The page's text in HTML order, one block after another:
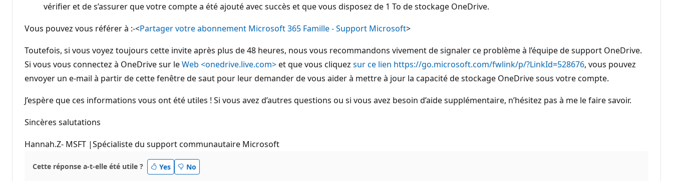
vérifier et de s’assurer que votre compte a été ajouté avec succès et que vous disposez de 1 To de stockage OneDrive.
Vous pouvez vous référer à :-<Partager votre abonnement Microsoft 365 Famille - Support Microsoft>
Toutefois, si vous voyez toujours cette invite après plus de 48 heures, nous vous recommandons vivement de signaler ce problème à l’équipe de support OneDrive.
Si vous vous connectez à OneDrive sur leWeb <onedrive.live.com>et que vous cliquez sur ce lien https://go.microsoft.com/fwlink/p/?LinkId=528676, vous pouvez
envoyer un e-mail à partir de cette fenêtre de saut pour leur demander de vous aider à mettre à jour la capacité de stockage OneDrive sous votre compte.
J’espère que ces informations vous ont été utiles ! Si vous avez d’autres questions ou si vous avez besoin d’aide supplémentaire, n’hésitez pas à me le faire savoir.
Sincères salutations
Hannah.Z- MSFT |Spécialiste du support communautaire Microsoft
Cette réponse a-t-elle été utile ? Yes No